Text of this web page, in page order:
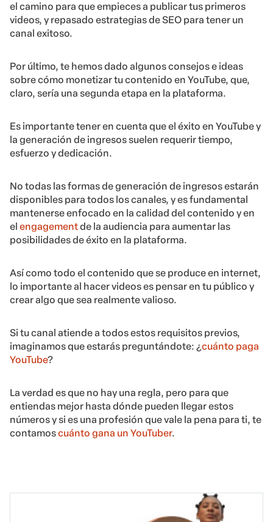
el camino para que empieces a publicar tus primeros
videos, y repasado estrategias de SEO para tener un
canal exitoso.
Por último, te hemos dado algunos consejos e ideas
sobre cómo monetizar tu contenido en YouTube, que,
claro, sería una segunda etapa en la plataforma.
Es importante tener en cuenta que el éxito en YouTube y
la generación de ingresos suelen requerir tiempo,
esfuerzo y dedicación.
No todas las formas de generación de ingresos estarán
disponibles para todos los canales, y es fundamental
mantenerse enfocado en la calidad del contenido y en
el engagementde la audiencia para aumentar las
posibilidades de éxito en la plataforma.
Así como todo el contenido que se produce en internet,
lo importante al hacer videos es pensar en tu público y
crear algo que sea realmente valioso.
Si tu canal atiende a todos estos requisitos previos,
imaginamos que estarás preguntándote: ¿cuánto paga
YouTube?
La verdad es que no hay una regla, pero para que
entiendas mejor hasta dónde pueden llegar estos
números y si es una profesión que vale la pena para ti, te
contamoscuánto gana un YouTuber.